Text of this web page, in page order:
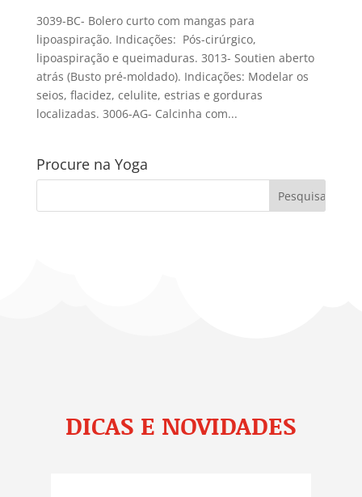
3039-BC- Bolero curto com mangas para
lipoaspiração. Indicações: Pós-cirúrgico,
lipoaspiração e queimaduras. 3013- Soutien aberto
atrás (Busto pré-moldado). Indicações: Modelar os
seios, flacidez, celulite, estrias e gorduras
localizadas. 3006-AG- Calcinha com...
Procure na Yoga
DICAS E NOVIDADES